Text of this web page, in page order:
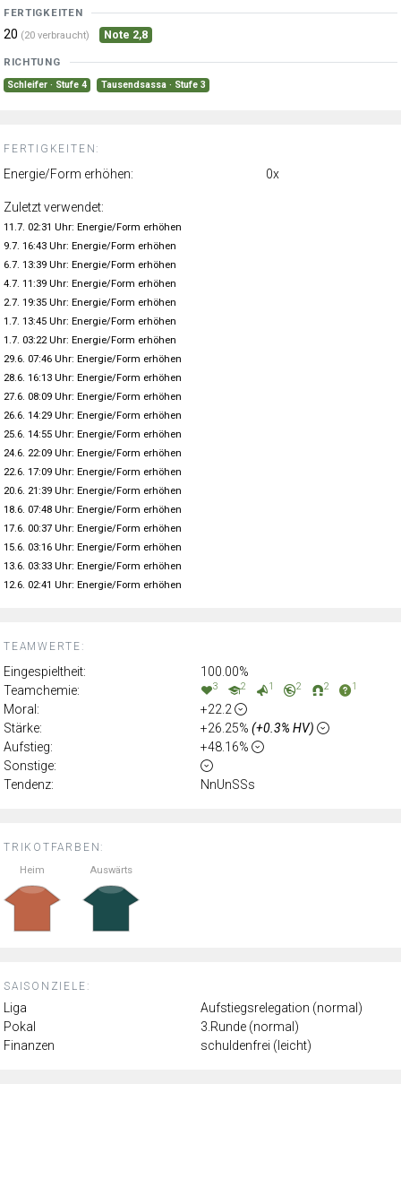
TRIKOTFARBEN:
Heim Auswärts
SAISONZIELE:
Liga
Aufstiegsrelegation (normal)
Pokal
3.Runde (normal)
Finanzen
schuldenfrei (leicht)
TEAMWERTE:
Eingespieltheit:
100.00%
Teamchemie:
3 2 1 2 2 1
Moral:
+22.2
Stärke:
+26.25% (+0.3% HV)
Aufstieg:
+48.16%
Sonstige:
Tendenz:
NnUnSSs
FERTIGKEITEN
20 (20 verbraucht) Note 2,8
RICHTUNG
Schleifer · Stufe 4 Tausendsassa · Stufe 3
FERTIGKEITEN:
Energie/Form erhöhen: 0x
Zuletzt verwendet:
11.7. 02:31 Uhr: Energie/Form erhöhen
9.7. 16:43 Uhr: Energie/Form erhöhen
6.7. 13:39 Uhr: Energie/Form erhöhen
4.7. 11:39 Uhr: Energie/Form erhöhen
2.7. 19:35 Uhr: Energie/Form erhöhen
1.7. 13:45 Uhr: Energie/Form erhöhen
1.7. 03:22 Uhr: Energie/Form erhöhen
29.6. 07:46 Uhr: Energie/Form erhöhen
28.6. 16:13 Uhr: Energie/Form erhöhen
27.6. 08:09 Uhr: Energie/Form erhöhen
26.6. 14:29 Uhr: Energie/Form erhöhen
25.6. 14:55 Uhr: Energie/Form erhöhen
24.6. 22:09 Uhr: Energie/Form erhöhen
22.6. 17:09 Uhr: Energie/Form erhöhen
20.6. 21:39 Uhr: Energie/Form erhöhen
18.6. 07:48 Uhr: Energie/Form erhöhen
17.6. 00:37 Uhr: Energie/Form erhöhen
15.6. 03:16 Uhr: Energie/Form erhöhen
13.6. 03:33 Uhr: Energie/Form erhöhen
12.6. 02:41 Uhr: Energie/Form erhöhen